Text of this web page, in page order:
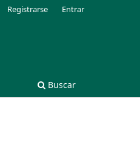
Buscar
Registrarse Entrar